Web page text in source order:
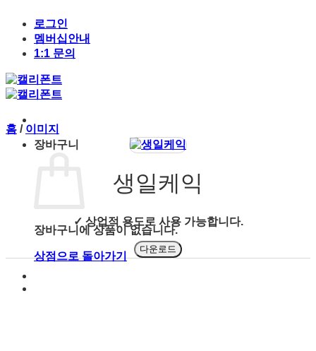
content
로그인
멤버십안내
1:1 문의
장바구니
장바구니에 상품이 없습니다.
상점으로 돌아가기
홈 / 이미지
생일케익
✓ 상업적 용도로 사용 가능합니다.
다운로드